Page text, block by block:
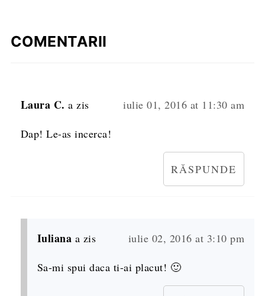
COMENTARII
Laura C. a zis iulie 01, 2016 at 11:30 am
Dap! Le-as incerca!
RĂSPUNDE
Iuliana a zis iulie 02, 2016 at 3:10 pm
Sa-mi spui daca ti-ai placut! 🙂